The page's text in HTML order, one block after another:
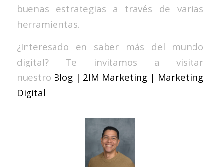
buenas estrategias a través de varias
herramientas.
¿Interesado en saber más del mundo
digital? Te invitamos a visitar
nuestro Blog | 2IM Marketing | Marketing
Digital